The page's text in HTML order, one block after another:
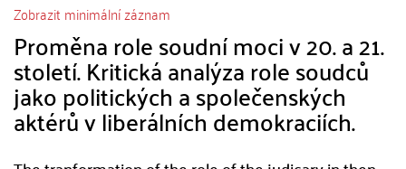
Zobrazit minimální záznam
Proměna role soudní moci v 20. a 21.
století. Kritická analýza role soudců
jako politických a společenských
aktérů v liberálních demokraciích.